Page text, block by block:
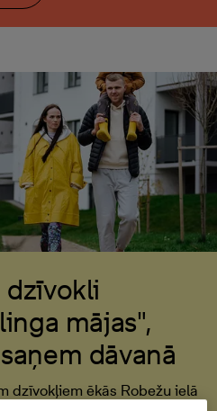
dzīvokli
mājas",
dāvanā
dzīvokļiem ēkās Robežu ielā